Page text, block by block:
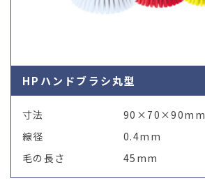
HPハンドブラシ丸型
寸法
90×70×90mm
線径
0.4mm
毛の長さ
45mm